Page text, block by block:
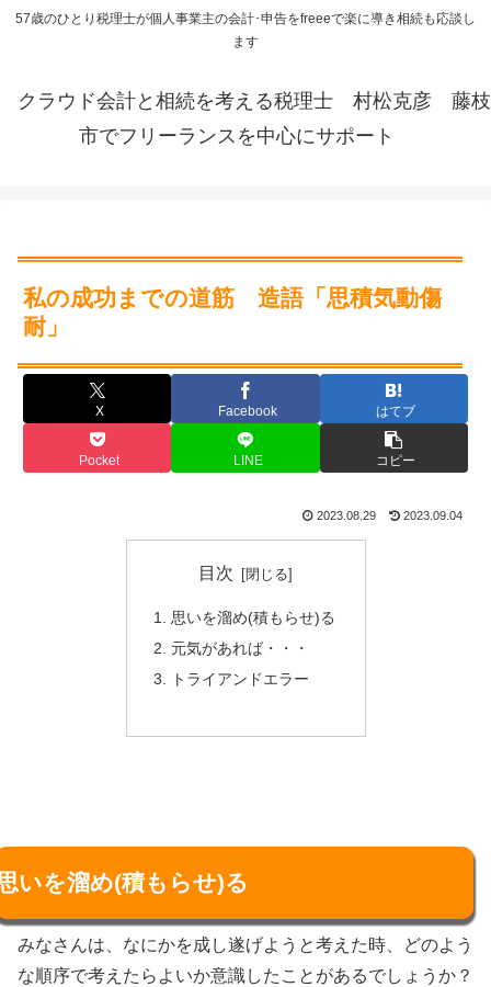
57歳のひとり税理士が個人事業主の会計･申告をfreeeで楽に導き相続も応談し
ます
クラウド会計と相続を考える税理士 村松克彦 藤枝
市でフリーランスを中心にサポート
私の成功までの道筋 造語「思積気動傷
耐」
X Facebook はてブ
Pocket LINE コピー
2023.08.29 2023.09.04
目次
思いを溜め(積もらせ)る
元気があれば・・・
トライアンドエラー
いを溜め(積もらせ)る
みなさんは、なにかを成し遂げようと考えた時、どのよう
な順序で考えたらよいか意識したことがあるでしょうか？